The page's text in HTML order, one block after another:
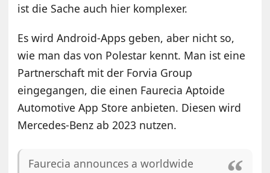
ist die Sache auch hier komplexer.
Es wird Android-Apps geben, aber nicht so,
wie man das von Polestar kennt. Man ist eine
Partnerschaft mit der Forvia Group
eingegangen, die einen Faurecia Aptoide
Automotive App Store anbieten. Diesen wird
Mercedes-Benz ab 2023 nutzen.
Faurecia announces a worldwide